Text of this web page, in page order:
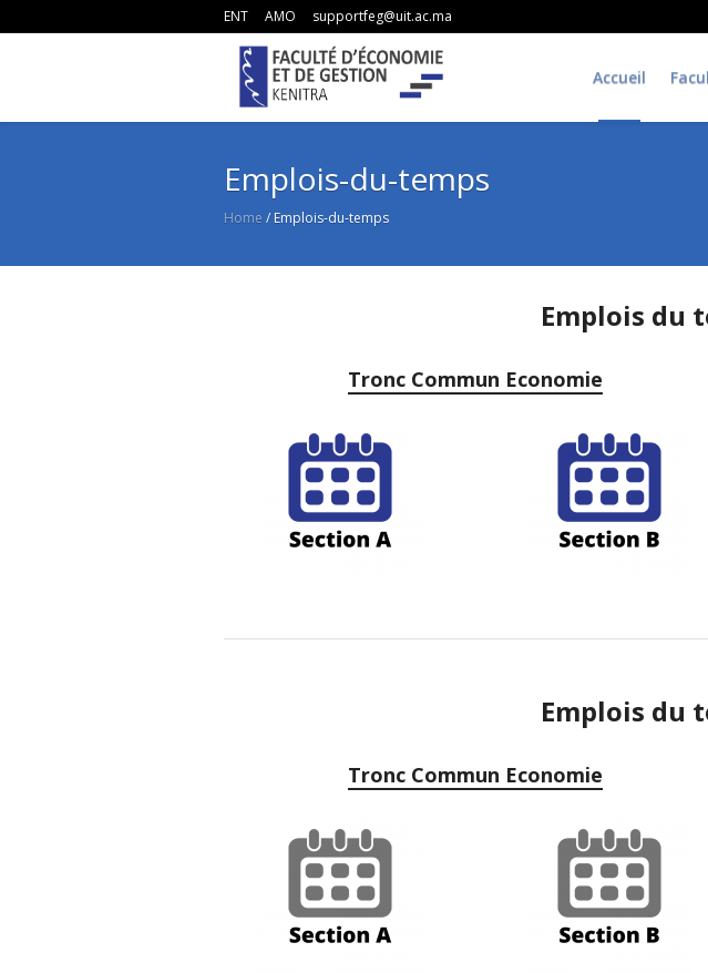
ENT AMO supportfeg@uit.ac.ma
Accueil
Emplois-du-temps
Home / Emplois-du-temps
Emplois du
Tronc Commun Economie
Emplois du
Tronc Commun Economie